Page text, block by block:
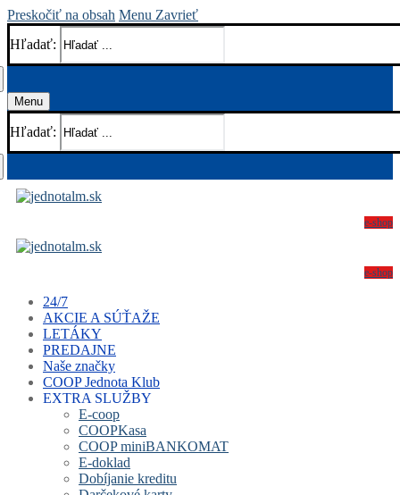
Preskočiť na obsah Menu Zavrieť
Hľadať:
Menu
Hľadať:
e-shop
e-shop
24/7
AKCIE A SÚŤAŽE
LETÁKY
PREDAJNE
Naše značky
COOP Jednota Klub
EXTRA SLUŽBY
E-coop
COOPKasa
COOP miniBANKOMAT
E-doklad
Dobíjanie kreditu